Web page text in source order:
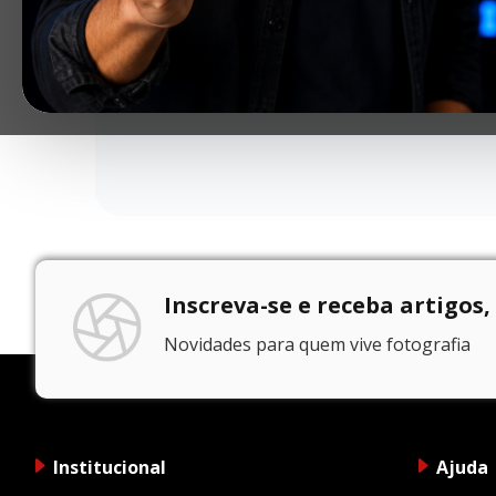
Inscreva-se e receba
Novidades para quem vive fotografia
Institucional Ajuda